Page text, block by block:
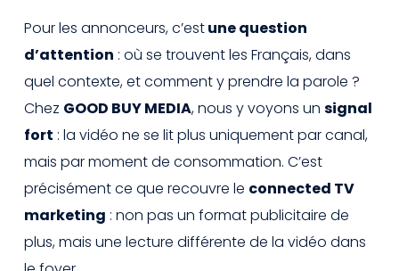
Pour les annonceurs, c’estune question
d’attention : où se trouvent les Français, dans
quel contexte, et comment y prendre la parole ?
Chez GOOD BUY MEDIA, nous y voyons un signal
fort : la vidéo ne se lit plus uniquement par canal,
mais par moment de consommation. C’est
précisément ce que recouvre le connected TV
marketing : non pas un format publicitaire de
plus, mais une lecture différente de la vidéo dans